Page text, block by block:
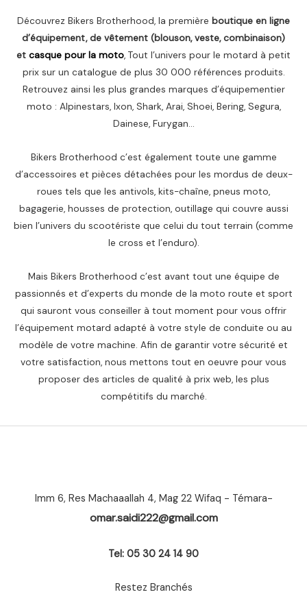
Découvrez Bikers Brotherhood, la première boutique en ligne
d’équipement, de vêtement (blouson, veste, combinaison)
et casque pour la moto, Tout l’univers pour le motard à petit
prix sur un catalogue de plus 30 000 références produits.
Retrouvez ainsi les plus grandes marques d’équipementier
moto : Alpinestars, Ixon, Shark, Arai, Shoei, Bering, Segura,
Dainese, Furygan…
Bikers Brotherhood c’est également toute une gamme
d’accessoires et pièces détachées pour les mordus de deux-
roues tels que les antivols, kits-chaîne, pneus moto,
bagagerie, housses de protection, outillage qui couvre aussi
bien l’univers du scootériste que celui du tout terrain (comme
le cross et l’enduro).
Mais Bikers Brotherhood c’est avant tout une équipe de
passionnés et d’experts du monde de la moto route et sport
qui sauront vous conseiller à tout moment pour vous offrir
l’équipement motard adapté à votre style de conduite ou au
modèle de votre machine. Afin de garantir votre sécurité et
votre satisfaction, nous mettons tout en oeuvre pour vous
proposer des articles de qualité à prix web, les plus
compétitifs du marché.
Imm 6, Res Machaaallah 4, Mag 22 Wifaq - Témara-
omar.saidi222@gmail.com
Tel: 05 30 24 14 90
Restez Branchés